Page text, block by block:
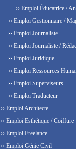
›› Emploi Éducatrice /
›› Emploi Gestionnaire /
›› Emploi Journaliste
›› Emploi Journaliste /
›› Emploi Juridique
›› Emploi Ressources
›› Emploi Superviseurs
›› Emploi Traducteur
›› Emploi Architecte
›› Emploi Esthétique / Coiffure
›› Emploi Freelance
›› Emploi Génie Civil